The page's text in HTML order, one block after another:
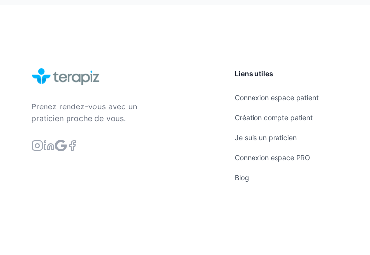
Prenez rendez-vous avec un
praticien proche de vous.
Liens utiles
Connexion espace patient
Création compte patient
Je suis un praticien
Connexion espace PRO
Blog